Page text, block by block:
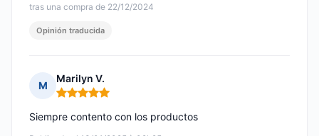
tras una compra de 22/12/2024
Opinión traducida
M
Marilyn V.
Nota: 5 de 5
Siempre contento con los productos